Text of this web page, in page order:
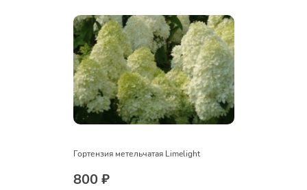
Гортензия метельчатая Limelight
800 ₽